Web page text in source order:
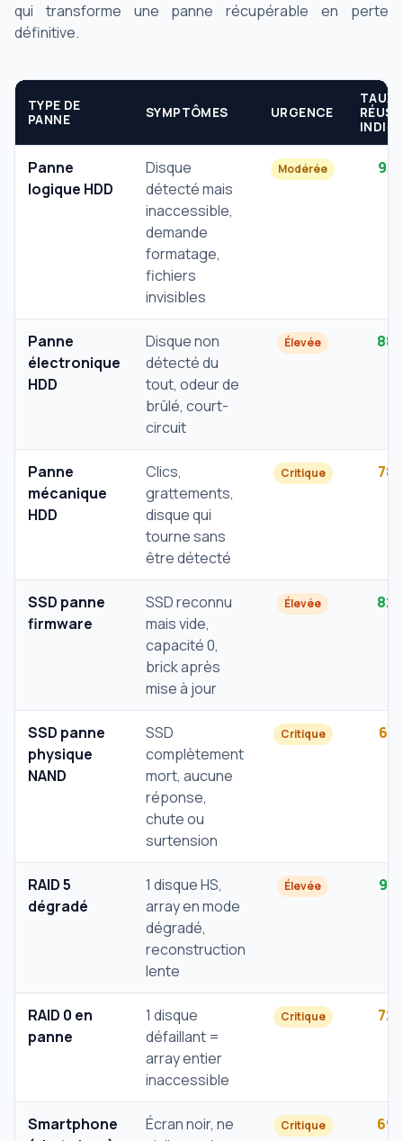
qui transforme une panne récupérable en perte
définitive.
TYPE DE
PANNE
SYMPTÔMES URGENCE
TAUX
Panne
logique HDD
Disque
détecté mais
inaccessible,
demande
formatage,
fichiers
invisibles
Modérée
Panne
électronique
HDD
Disque non
détecté du
tout, odeur de
brûlé, court-
circuit
Élevée
Panne
mécanique
HDD
Clics,
grattements,
disque qui
tourne sans
être détecté
Critique
SSD panne
firmware
SSD reconnu
mais vide,
capacité 0,
brick après
mise à jour
Élevée
SSD panne
physique
NAND
SSD
complètement
mort, aucune
réponse,
chute ou
surtension
Critique
RAID 5
dégradé
1 disque HS,
array en mode
dégradé,
reconstruction
lente
Élevée
RAID 0 en
panne
1 disque
défaillant =
array entier
inaccessible
Critique
Smartphone
Écran noir, ne
Critique